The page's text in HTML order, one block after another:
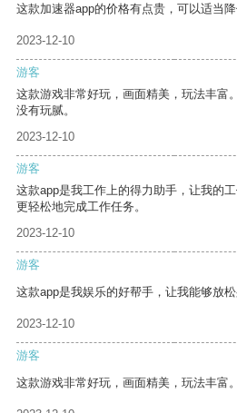
这款加速器app的价格有点贵，可以适当
2023-12-10
游客
这款游戏非常好玩，画面精美，玩法丰富
没有玩腻。
2023-12-10
游客
这款app是我工作上的得力助手，让我的
更轻松地完成工作任务。
2023-12-10
游客
这款app是我娱乐的好帮手，让我能够放松
2023-12-10
游客
这款游戏非常好玩，画面精美，玩法丰富。